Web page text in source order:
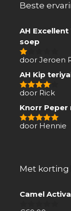
Beste
AH
soep
1
5
door Jeroen
AH Kip
4van 5
door Rick
Knorr Peper
5van 5
door Hennie
Met korting
Camel